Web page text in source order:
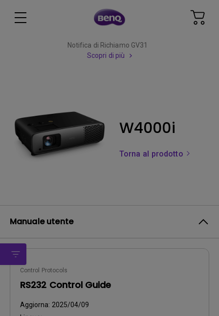
Notifica di Richiamo GV31
Scopri di più
W4000i
Torna al prodotto
Manuale utente
Control Protocols
RS232 Control Guide
Aggiorna: 2025/04/09